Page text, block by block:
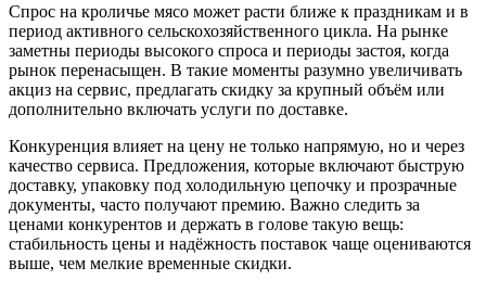
Спрос на кроличье мясо может расти ближе к праздникам и в
период активного сельскохозяйственного цикла. На рынке
заметны периоды высокого спроса и периоды застоя, когда
рынок перенасыщен. В такие моменты разумно увеличивать
акциз на сервис, предлагать скидку за крупный объём или
дополнительно включать услуги по доставке.
Конкуренция влияет на цену не только напрямую, но и через
качество сервиса. Предложения, которые включают быструю
доставку, упаковку под холодильную цепочку и прозрачные
документы, часто получают премию. Важно следить за
ценами конкурентов и держать в голове такую вещь:
стабильность цены и надёжность поставок чаще оцениваются
выше, чем мелкие временные скидки.